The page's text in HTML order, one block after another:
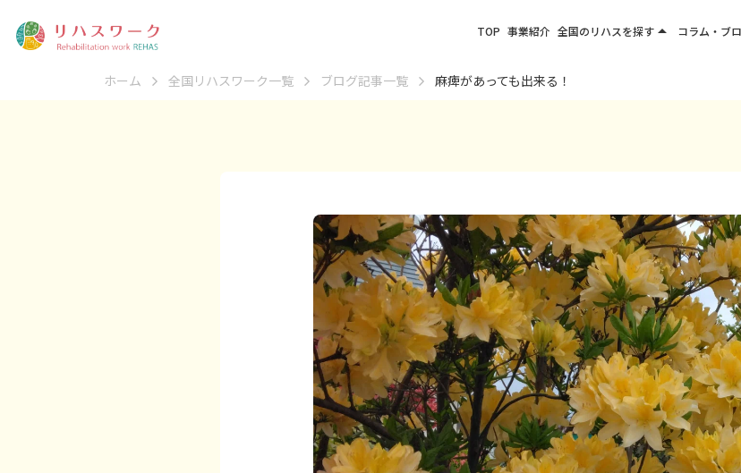
ホーム 全国リハスワーク一覧 ブログ記事一覧 麻痺があっても出来る！
TOP 事業紹介 全国のリハスを探すarrow_drop_up
東北エリア
四国・九州エリア
コラム・ブ